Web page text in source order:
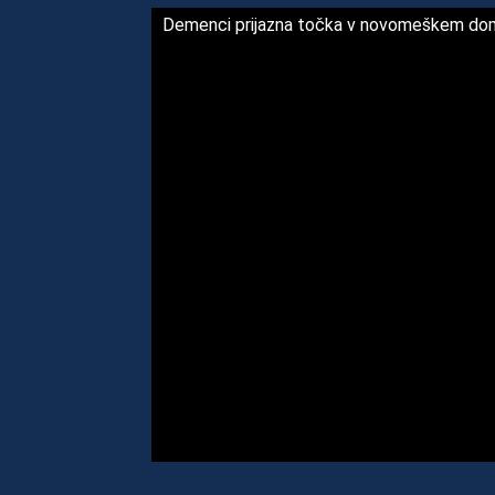
Demenci prijazna točka v novomeškem